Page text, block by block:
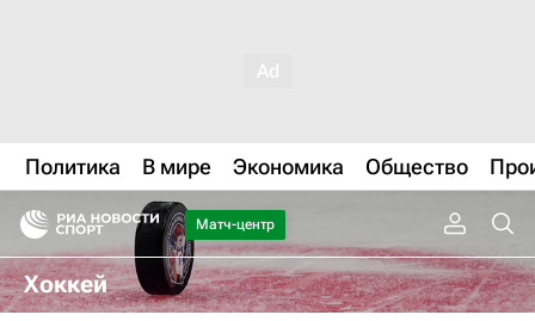
Политика В мире Экономика Общество
Матч-центр
Хоккей